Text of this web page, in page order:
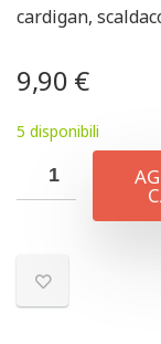
cardigan,
9,90 €
5 disponibili